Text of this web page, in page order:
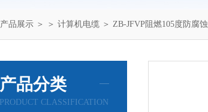
产品展示 ＞ ＞ 计算机电缆 ＞ ZB-JFVP阻燃105度防腐
产品分类
PRODUCT CLASSIFICATION